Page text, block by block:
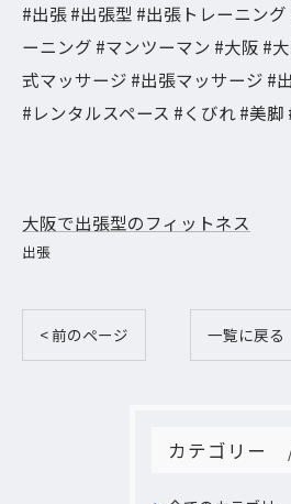
#出張 #出張型 #出張トレーニン
ーニング #マンツーマン #大阪 #
式マッサージ #出張マッサージ #
#レンタルスペース #くびれ #美
大阪で出張型のフィットネス
出張
< 前のページ 一覧に戻る
カテゴリー